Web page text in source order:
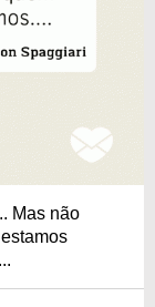
Mas não